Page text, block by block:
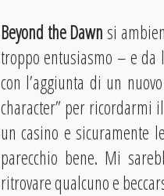
Beyond the Dawnsi
troppo entusiasmo – e
con l’aggiunta di un
character” per ricordarmi
un casino e sicuramente
parecchio bene. Mi
ritrovare qualcuno e